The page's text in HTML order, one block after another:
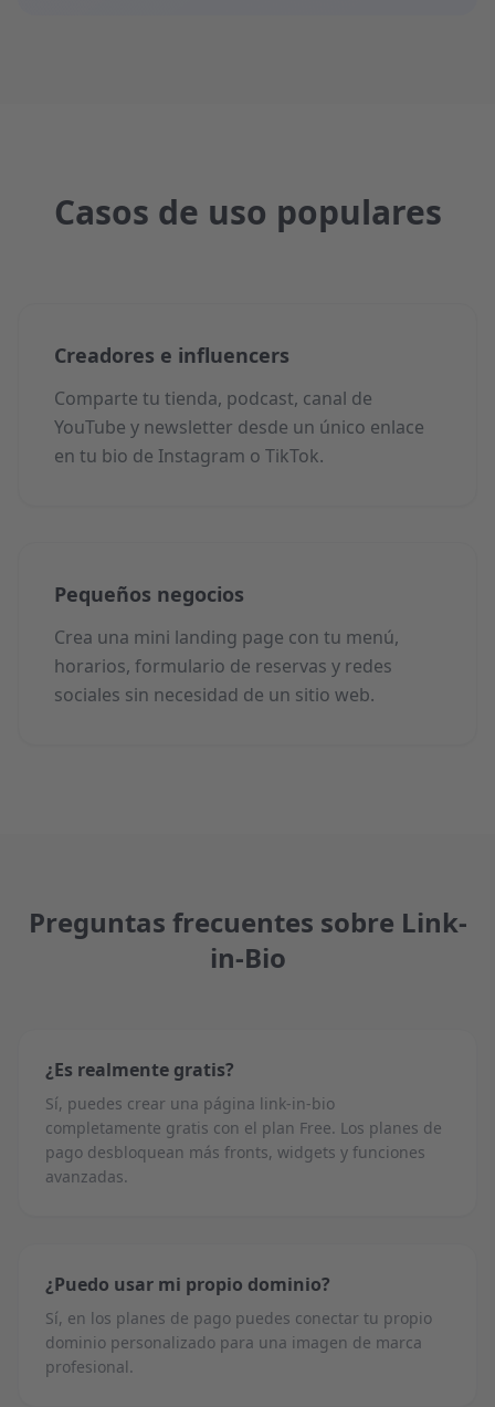
Casos de uso populares
Creadores e influencers
Comparte tu tienda, podcast, canal de
YouTube y newsletter desde un único enlace
en tu bio de Instagram o TikTok.
Pequeños negocios
Crea una mini landing page con tu menú,
horarios, formulario de reservas y redes
sociales sin necesidad de un sitio web.
Preguntas frecuentes sobre Link-
in-Bio
¿Es realmente gratis?
Sí, puedes crear una página link-in-bio
completamente gratis con el plan Free. Los planes de
pago desbloquean más fronts, widgets y funciones
avanzadas.
¿Puedo usar mi propio dominio?
Sí, en los planes de pago puedes conectar tu propio
dominio personalizado para una imagen de marca
profesional.